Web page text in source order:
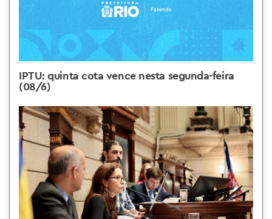
IPTU: quinta cota vence nesta segunda-feira
(08/6)